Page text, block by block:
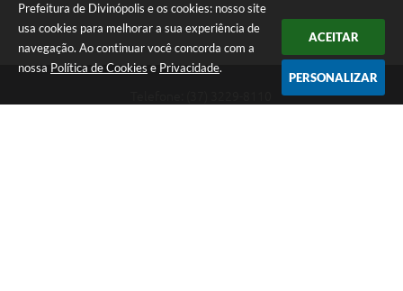
Prefeitura de Divinópolis e os cookies: nosso site
usa cookies para melhorar a sua experiência de
navegação. Ao continuar você concorda com a
nossa Política de Cookies e Privacidade.
ACEITAR
PERSONALIZAR